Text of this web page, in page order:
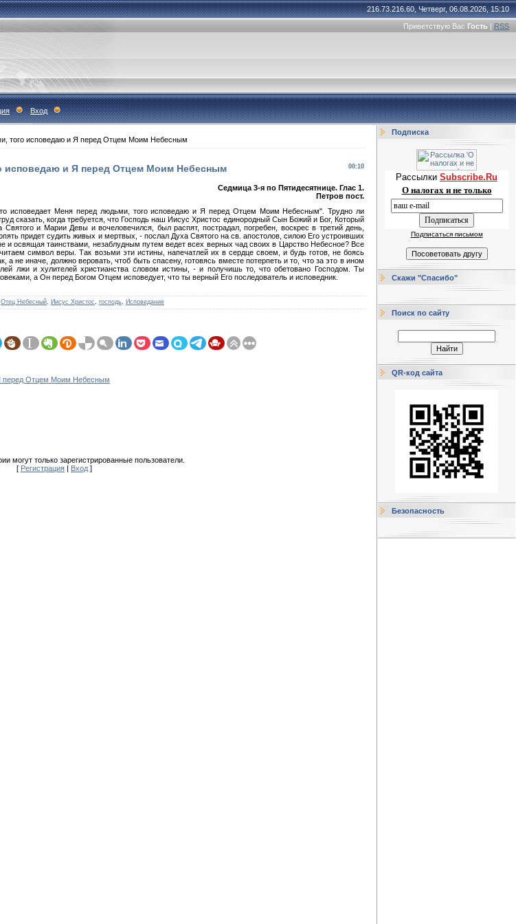
216.73.216.60, Четверг, 06.08.2026, 15:10
Приветствую Вас Гость | RSS
Вход
того исповедаю и Я перед Отцем Моим Небесным
00:10
исповедаю и Я перед Отцем Моим Небесным
Седмица 3-я по Пятидесятнице. Глас 1.
Петров пост.
исповедает Меня перед людьми, того исповедаю и Я перед Отцем Моим Небесным". Трудно ли
сказать, когда требуется, что Господь наш Иисус Христос единородный Сын Божий и Бог, Который
и Марии Девы и вочеловечился, был распят, пострадал, погребен, воскрес в третий день,
придет судить живых и мертвых, - послал Духа Святого на св. апостолов, силою Его устроивших
и освящая таинствами, незаблудным путем ведет всех верных чад своих в Царство Небесное? Все
символ веры. Так возьми эти истины, напечатлей их в сердце своем, и будь готов, не боясь
а не иначе, должно веровать, чтоб быть спасену, готовясь вместе потерпеть и то, что за это в ином
лжи и хулителей христианства словом истины, - и получишь то, что обетовано Господом. Ты
а Он перед Богом Отцем исповедует, что ты верный Его последователь и исповедник.
Отец Небесный Иисус Христос господь Исповедание
перед Отцем Моим Небесным
могут только зарегистрированные пользователи.
[ Регистрация | Вход ]
Подписка
Рассылки Subscribe.Ru
О налогах и не только
Подписаться письмом
Скажи "Спасибо"
Поиск по сайту
QR-код сайта
Безопасность